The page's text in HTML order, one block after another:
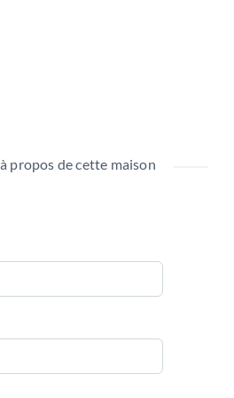
amis et d'un garage.
propos de cette maison